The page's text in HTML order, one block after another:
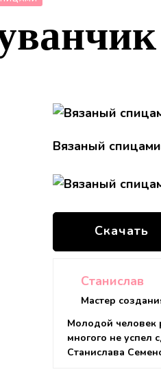
Вязаный
Скачать
Станислав
Мастер
Молодой человек
многого не успел
Станислава